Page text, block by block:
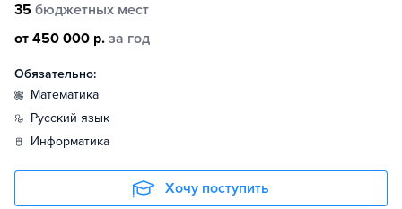
35 бюджетных мест
от 450 000 р. за год
Обязательно:
математика
русский язык
информатика
Хочу поступить